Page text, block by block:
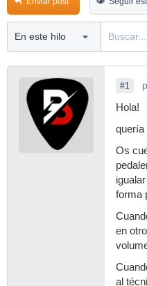
#1
Hola!
quería
Os
forma
en
al